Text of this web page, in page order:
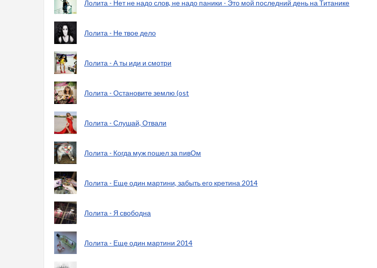
Лолита - Нет не надо слов, не надо паники - Это мой последний день на Титанике
Лолита - Не твое дело
Лолита - А ты иди и смотри
Лолита - Остановите землю (ost
Лолита - Слушай, Отвали
Лолита - Когда муж пошел за пивОм
Лолита - Еще один мартини, забыть его кретина 2014
Лолита - Я свободна
Лолита - Еще один мартини 2014